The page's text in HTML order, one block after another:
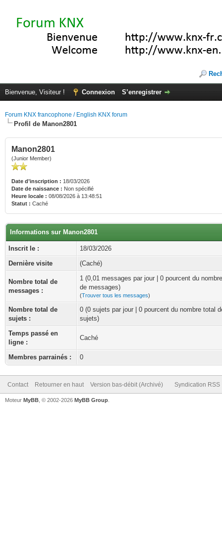
Bienvenue, Visiteur ! Connexion S’enregistrer
Forum KNX francophone / English KNX forum
Profil de Manon2801
Manon2801
(Junior Member)
Date d’inscription : 18/03/2026
Date de naissance : Non spécifié
Heure locale : 08/08/2026 à 13:48:51
Statut : Caché
Informations sur Manon2801
Inscrit le :
18/03/2026
Dernière visite
(Caché)
Nombre total de
messages :
1 (0,01 messages par jour | 0 pourcent du
de messages)
(Trouver tous les messages)
Nombre total de
sujets :
0 (0 sujets par jour | 0 pourcent du nombre total
sujets)
Temps passé en
ligne :
Caché
Membres parrainés : 0
Contact Retourner en haut Version bas-débit (Archivé) Syndication RSS
Moteur MyBB , © 2002-2026 MyBB Group